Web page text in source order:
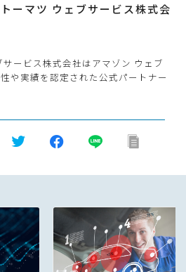
ーマツ ウェブサービス株式会
ービス株式会社はアマゾン ウェブ
や実績を認定された公式パートナー